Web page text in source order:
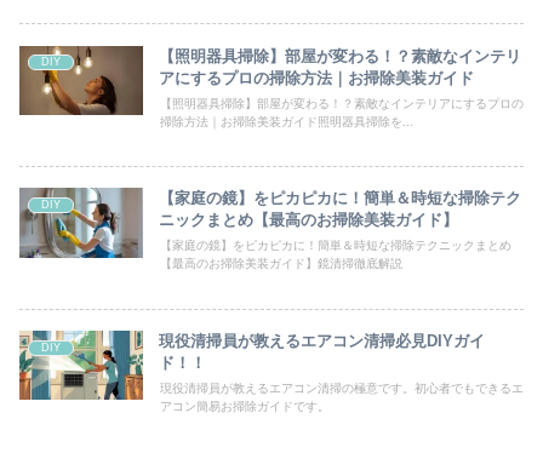
DIY
【照明器具掃除】部屋が変わる！？素敵なインテリ
アにするプロの掃除方法｜お掃除美装ガイド
【照明器具掃除】部屋が変わる！？素敵なインテリアにするプロの
掃除方法｜お掃除美装ガイド照明器具掃除を...
DIY
【家庭の鏡】をピカピカに！簡単＆時短な掃除テク
ニックまとめ【最高のお掃除美装ガイド】
【家庭の鏡】をピカピカに！簡単＆時短な掃除テクニックまとめ
【最高のお掃除美装ガイド】鏡清掃徹底解説
DIY
現役清掃員が教えるエアコン清掃必見DIYガイ
ド！！
現役清掃員が教えるエアコン清掃の極意です。初心者でもできるエ
アコン簡易お掃除ガイドです。